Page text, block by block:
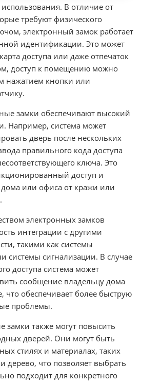
использования. В отличие от
требуют физического
электронный замок работает
идентификации. Это может
доступа или даже отпечаток
доступ к помещению можно
нажатием кнопки или
замки обеспечивают высокий
Например, система может
дверь после нескольких
правильного кода доступа
ключа. Это
доступ и
или офиса от кражи или
электронных замков
интеграции с другими
такими как системы
системы сигнализации. В случае
доступа система может
сообщение владельцу дома
что обеспечивает более быструю
проблемы.
замки также могут повысить
дверей. Они могут быть
стилях и материалах, таких
дерево, что позволяет выбрать
подходит для конкретного